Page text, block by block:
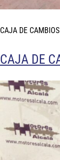
CAJA DE
CAJA DE